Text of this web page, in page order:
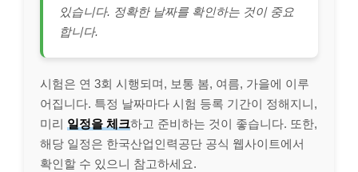
있습니다. 정확한 날짜를 확인하는 것이 중요
합니다.
시험은 연 3회 시행되며, 보통 봄, 여름, 가을에 이루
어집니다. 특정 날짜마다 시험 등록 기간이 정해지니,
미리 일정을 체크하고 준비하는 것이 좋습니다. 또한,
해당 일정은 한국산업인력공단 공식 웹사이트에서
확인할 수 있으니 참고하세요.